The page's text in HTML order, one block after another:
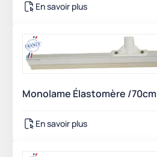
En savoir plus
Monolame Élastomère /70cm
En savoir plus